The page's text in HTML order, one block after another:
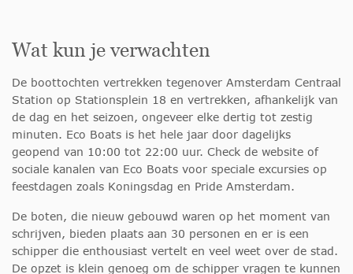
Wat kun je verwachten
De boottochten vertrekken tegenover Amsterdam Centraal
Station op Stationsplein 18 en vertrekken, afhankelijk van
de dag en het seizoen, ongeveer elke dertig tot zestig
minuten. Eco Boats is het hele jaar door dagelijks
geopend van 10:00 tot 22:00 uur. Check de website of
sociale kanalen van Eco Boats voor speciale excursies op
feestdagen zoals Koningsdag en Pride Amsterdam.
De boten, die nieuw gebouwd waren op het moment van
schrijven, bieden plaats aan 30 personen en er is een
schipper die enthousiast vertelt en veel weet over de stad.
De opzet is klein genoeg om de schipper vragen te kunnen